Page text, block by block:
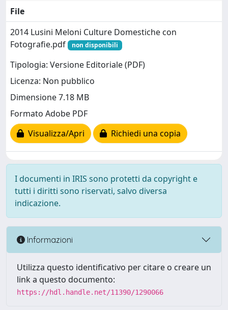
File
2014 Lusini Meloni Culture Domestiche con
Fotografie.pdf
non disponibili
Tipologia: Versione Editoriale (PDF)
Licenza: Non pubblico
Dimensione 7.18 MB
Formato Adobe PDF
Visualizza/Apri
Richiedi una copia
I documenti in IRIS sono protetti da copyright e
tutti i diritti sono riservati, salvo diversa
indicazione.
Informazioni
Utilizza questo identificativo per citare o creare un
link a questo documento:
https://hdl.handle.net/11390/1290066